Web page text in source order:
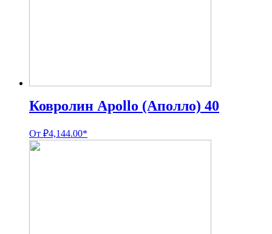
Ковролин Apollo (Аполло) 40
От ₽4,144.00*